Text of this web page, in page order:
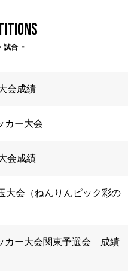
試合
会成績
カー大会
会成績
大会（ねんりんピック彩の
カー大会関東予選会 成績